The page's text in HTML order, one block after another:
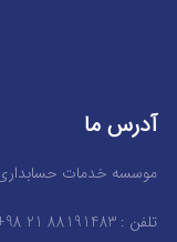
آدرس ما
موسسه خدمات حسابداری
تلفن : 88191483 21 98+